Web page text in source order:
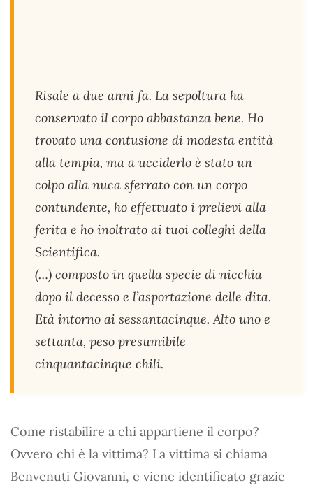
Risale a due anni fa. La sepoltura ha
conservato il corpo abbastanza bene. Ho
trovato una contusione di modesta entità
alla tempia, ma a ucciderlo è stato un
colpo alla nuca sferrato con un corpo
contundente, ho effettuato i prelievi alla
ferita e ho inoltrato ai tuoi colleghi della
Scientifica.
(…) composto in quella specie di nicchia
dopo il decesso e l’asportazione delle dita.
Età intorno ai sessantacinque. Alto uno e
settanta, peso presumibile
cinquantacinque chili.
Come ristabilire a chi appartiene il corpo?
Ovvero chi è la vittima? La vittima si chiama
Benvenuti Giovanni, e viene identificato grazie